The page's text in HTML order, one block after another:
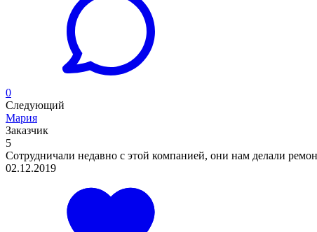
0
Следующий
Мария
Заказчик
5
Сотрудничали недавно с этой компанией, они нам делали
02.12.2019